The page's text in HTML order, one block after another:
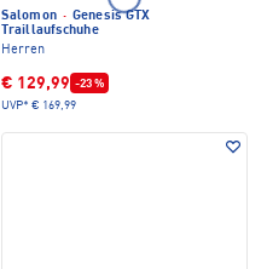
Salomon · Genesis GTX
Traillaufschuhe
Herren
€ 129,99 -23 %
UVP* € 169,99